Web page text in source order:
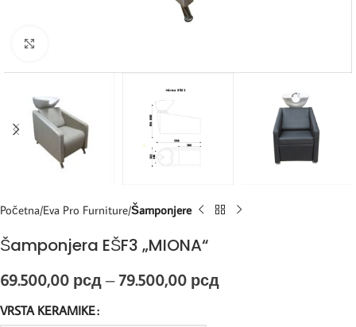
Početna Eva Pro Furniture Šamponjere
Šamponjera EŠF3 „MIONA“
69.500,00 рсд – 79.500,00 рсд
VRSTA KERAMIKE